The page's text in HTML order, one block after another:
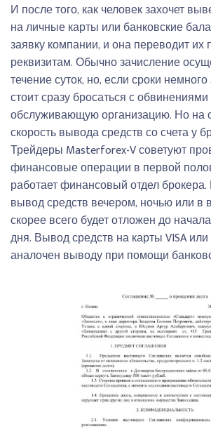
И после того, как человек захочет
на личные карты или банковские
заявку компании, и она переводит их
реквизитам. Обычно зачисление
течение суток, но, если сроки
стоит сразу бросаться с
обслуживающую организацию. Но на
скорость вывода средств со счета у
Трейдеры Masterforex-V советуют
финансовые операции в первой
работает финансовый отдел
вывод средств вечером, ночью или в
скорее всего будет отложен до
дня. Вывод средств на карты VISA
аналочен выводу при помощи